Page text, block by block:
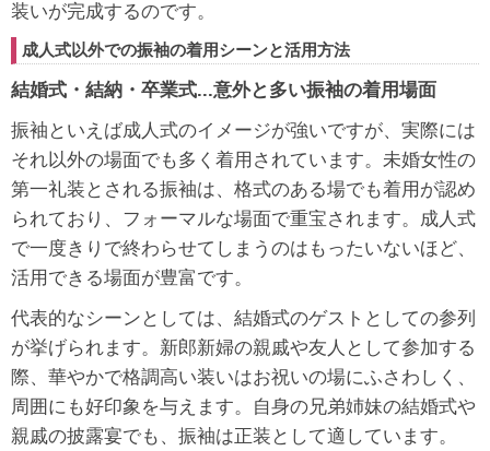
装いが完成するのです。
成人式以外での振袖の着用シーンと活用方法
結婚式・結納・卒業式...意外と多い振袖の着用場面
振袖といえば成人式のイメージが強いですが、実際には
それ以外の場面でも多く着用されています。未婚女性の
第一礼装とされる振袖は、格式のある場でも着用が認め
られており、フォーマルな場面で重宝されます。成人式
で一度きりで終わらせてしまうのはもったいないほど、
活用できる場面が豊富です。
代表的なシーンとしては、結婚式のゲストとしての参列
が挙げられます。新郎新婦の親戚や友人として参加する
際、華やかで格調高い装いはお祝いの場にふさわしく、
周囲にも好印象を与えます。自身の兄弟姉妹の結婚式や
親戚の披露宴でも、振袖は正装として適しています。